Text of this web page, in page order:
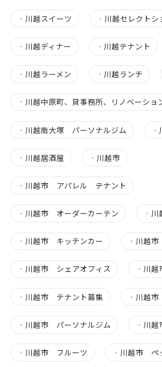
・ 川越スイーツ ・ 川越セレクトシ
・ 川越ディナー ・ 川越テナント
・ 川越ラーメン ・ 川越ランチ
・ 川越中原町、貸事務所、リノベーショ
・ 川越南大塚 パーソナルジム ・
・ 川越居酒屋 ・ 川越市
・ 川越市 アパレル テナント
・ 川越市 オーダーカーテン ・
・ 川越市 キッチンカー ・ 川越
・ 川越市 シェアオフィス ・ 川
・ 川越市 テナント募集 ・ 川越
・ 川越市 パーソナルジム ・ 川
・ 川越市 フルーツ ・ 川越市 ペ